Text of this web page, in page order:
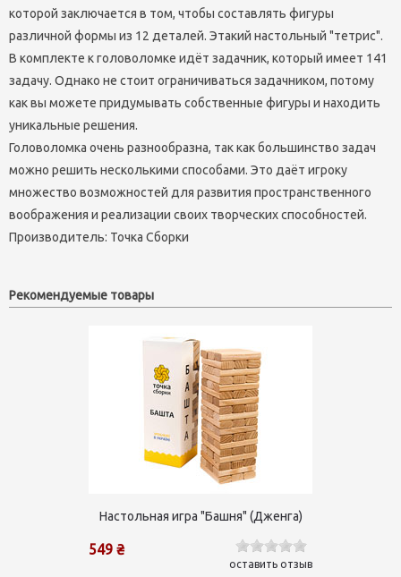
которой заключается в том, чтобы составлять фигуры
различной формы из 12 деталей. Этакий настольный "тетрис".
В комплекте к головоломке идёт задачник, который имеет 141
задачу. Однако не стоит ограничиваться задачником, потому
как вы можете придумывать собственные фигуры и находить
уникальные решения.
Головоломка очень разнообразна, так как большинство задач
можно решить несколькими способами. Это даёт игроку
множество возможностей для развития пространственного
воображения и реализации своих творческих способностей.
Производитель: Точка Сборки
Рекомендуемые товары
Настольная игра "Башня" (Дженга)
549 ₴
оставить отзыв